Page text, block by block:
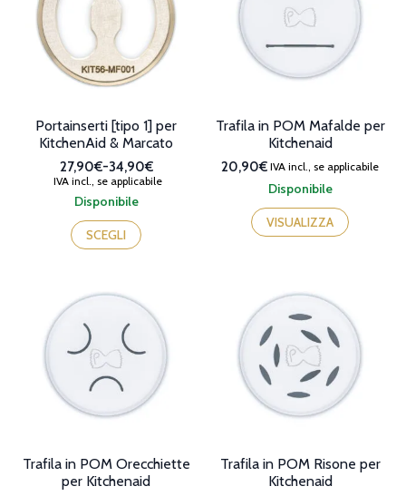
essere
nella
pagina
Disponibile
Portainserti [tipo 1] per
KitchenAid & Marcato
27,90€-34,90€
Fascia
di
da
27,90€
IVA incl., se applicabile
SCEGLI
Questo
prodotto
ha
Le
opzioni
possono
essere
scelte
nella
pagina
Disponibile
Trafila in POM Mafalde per
Kitchenaid
20,90€ IVA incl., se applicabile
VISUALIZZA
Trafila in POM Orecchiette
per Kitchenaid
Trafila in POM Risone per
Kitchenaid